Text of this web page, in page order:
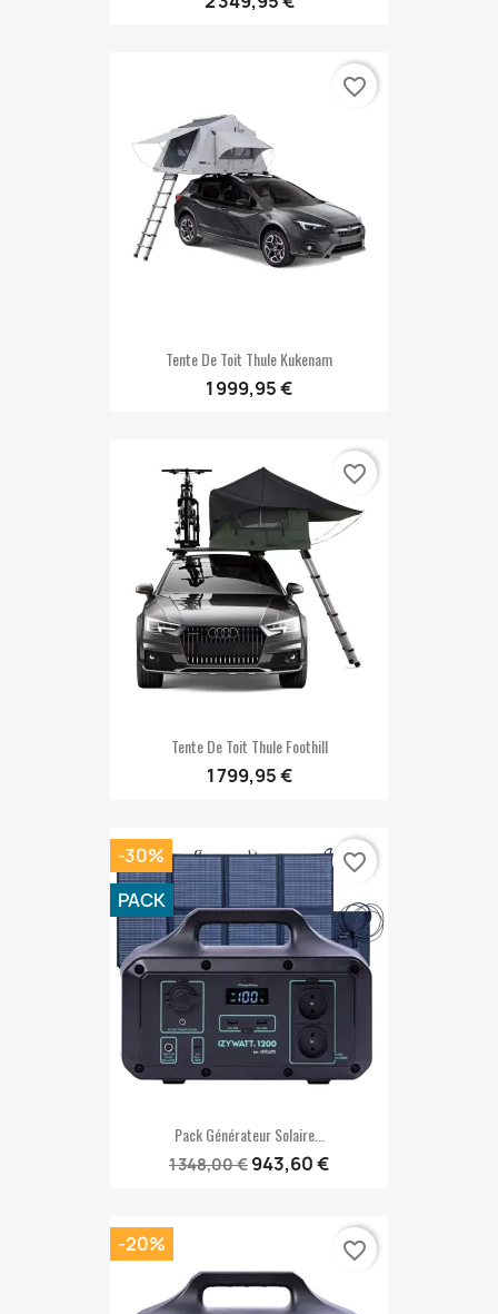
Tente De Toit Thule Kukenam
1 999,95 €
favorite_border
Tente De Toit Thule Foothill
1 799,95 €
favorite_border
Pack Générateur Solaire...
1 348,00 € 943,60 €
-30%
PACK
favorite_border
-20% favorite_border